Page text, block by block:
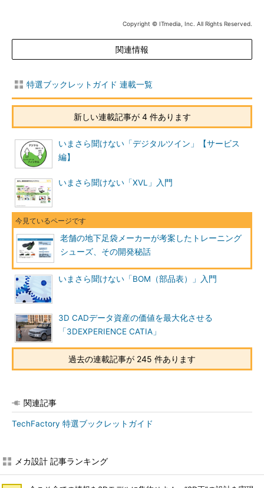
Copyright © ITmedia, Inc. All Rights Reserved.
関連情報
特選ブックレットガイド 連載一覧
新しい連載記事が 4 件あります
いまさら聞けない「デジタルツイン」【サービス
編】
いまさら聞けない「XVL」入門
老舗の地下足袋メーカーが考案したトレーニング
シューズ、その開発秘話
いまさら聞けない「BOM（部品表）」入門
3D CADデータ資産の価値を最大化させる
「3DEXPERIENCE CATIA」
過去の連載記事が 245 件あります
関連記事
TechFactory 特選ブックレットガイド
メカ設計 記事ランキング